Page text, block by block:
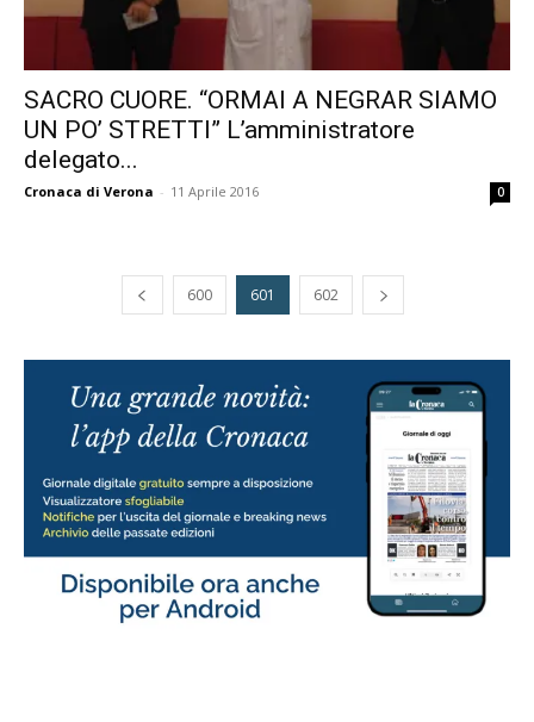
SACRO CUORE. “ORMAI A NEGRAR SIAMO
UN PO’ STRETTI” L’amministratore
delegato...
Cronaca di Verona - 11 Aprile 2016 0
600 601 602